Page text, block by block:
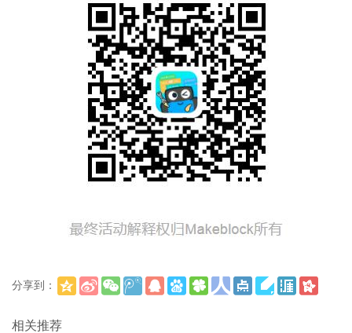
分享到：
相关推荐